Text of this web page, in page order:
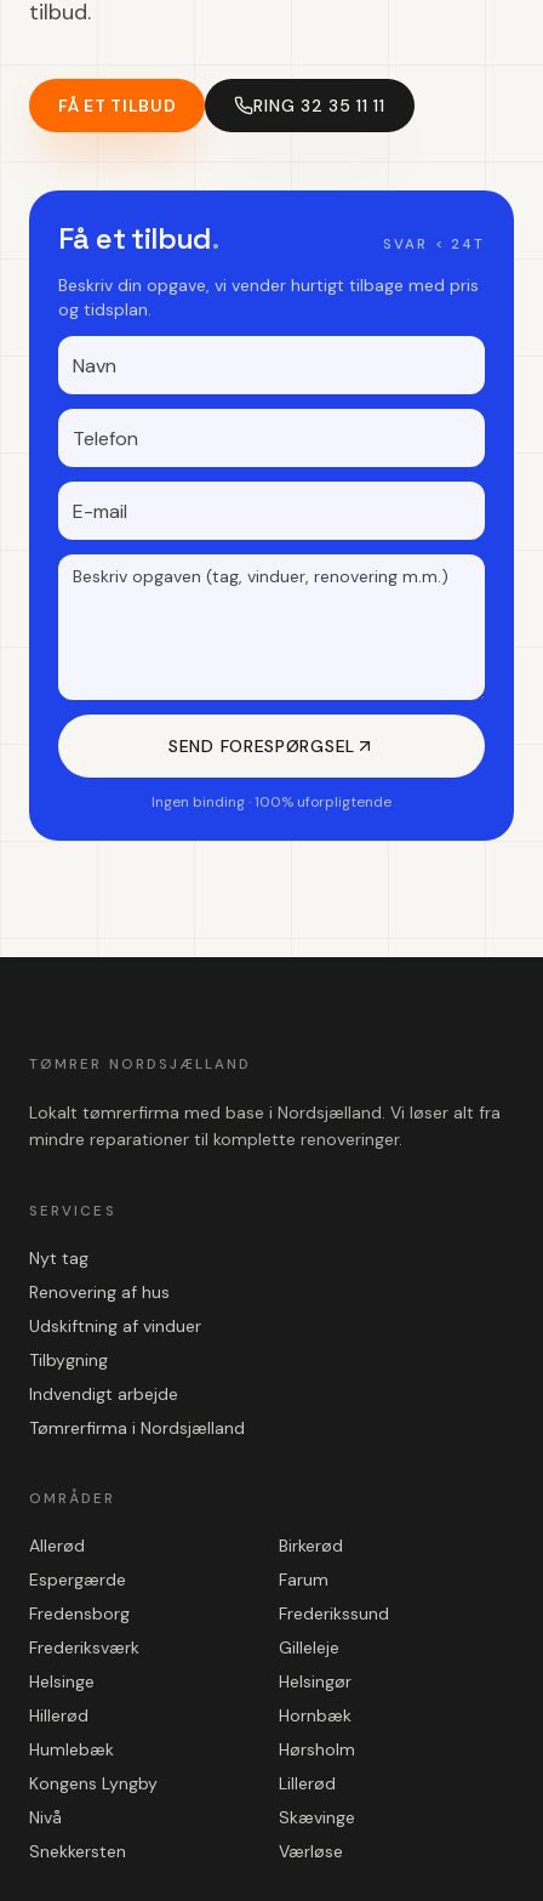
tilbud.
FÅ ET TILBUD RING 32 35 11 11
Få et tilbud. SVAR < 24T
Beskriv din opgave, vi vender hurtigt tilbage med pris
og tidsplan.
SEND FORESPØRGSEL
Ingen binding · 100% uforpligtende
TØMRER NORDSJÆLLAND
Lokalt tømrerfirma med base i Nordsjælland. Vi løser alt fra
mindre reparationer til komplette renoveringer.
SERVICES
Nyt tag
Renovering af hus
Udskiftning af vinduer
Tilbygning
Indvendigt arbejde
Tømrerfirma i Nordsjælland
OMRÅDER
Allerød
Birkerød
Espergærde
Farum
Fredensborg
Frederikssund
Frederiksværk
Gilleleje
Helsinge
Helsingør
Hillerød
Hornbæk
Humlebæk
Hørsholm
Kongens Lyngby
Lillerød
Nivå
Skævinge
Snekkersten
Værløse